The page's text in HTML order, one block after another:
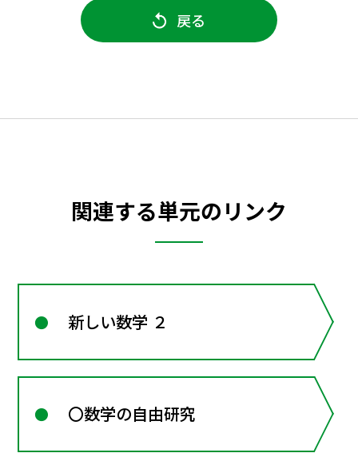
戻る
関連する単元のリンク
新しい数学 ２
〇数学の自由研究